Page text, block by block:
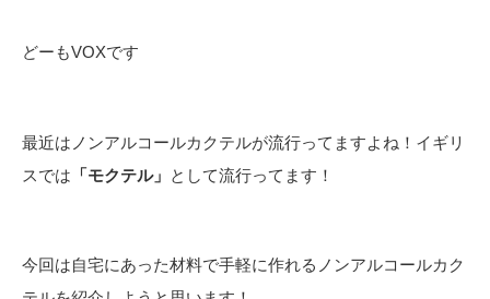
どーもVOXです
最近はノンアルコールカクテルが流行ってますよね！イギリ
スでは 「モクテル」 として流行ってます！
今回は自宅にあった材料で手軽に作れるノンアルコールカク